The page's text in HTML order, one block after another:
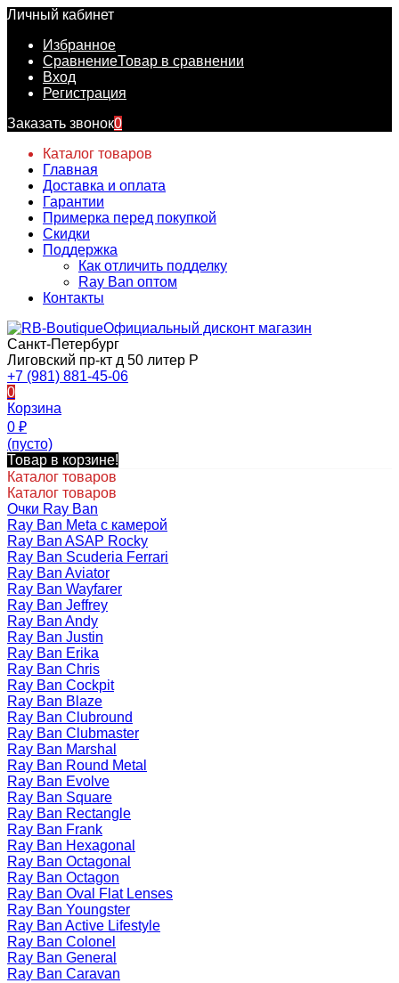
Личный кабинет
Избранное
СравнениеТовар в сравнении
Вход
Регистрация
Заказать звонок0
Каталог товаров
Главная
Доставка и оплата
Гарантии
Примерка перед покупкой
Скидки
Поддержка
Как отличить подделку
Ray Ban оптом
Контакты
Официальный дисконт магазин
Санкт-Петербург
Лиговский пр-кт д 50 литер Р
+7 (981) 881-45-06
0
Корзина
0 ₽
(пусто)
Товар в корзине!
Каталог товаров
Каталог товаров
Очки Ray Ban
Ray Ban Meta с камерой
Ray Ban ASAP Rocky
Ray Ban Scuderia Ferrari
Ray Ban Aviator
Ray Ban Wayfarer
Ray Ban Jeffrey
Ray Ban Andy
Ray Ban Justin
Ray Ban Erika
Ray Ban Chris
Ray Ban Cockpit
Ray Ban Blaze
Ray Ban Clubround
Ray Ban Clubmaster
Ray Ban Marshal
Ray Ban Round Metal
Ray Ban Evolve
Ray Ban Square
Ray Ban Rectangle
Ray Ban Frank
Ray Ban Hexagonal
Ray Ban Octagonal
Ray Ban Octagon
Ray Ban Oval Flat Lenses
Ray Ban Youngster
Ray Ban Active Lifestyle
Ray Ban Colonel
Ray Ban General
Ray Ban Caravan